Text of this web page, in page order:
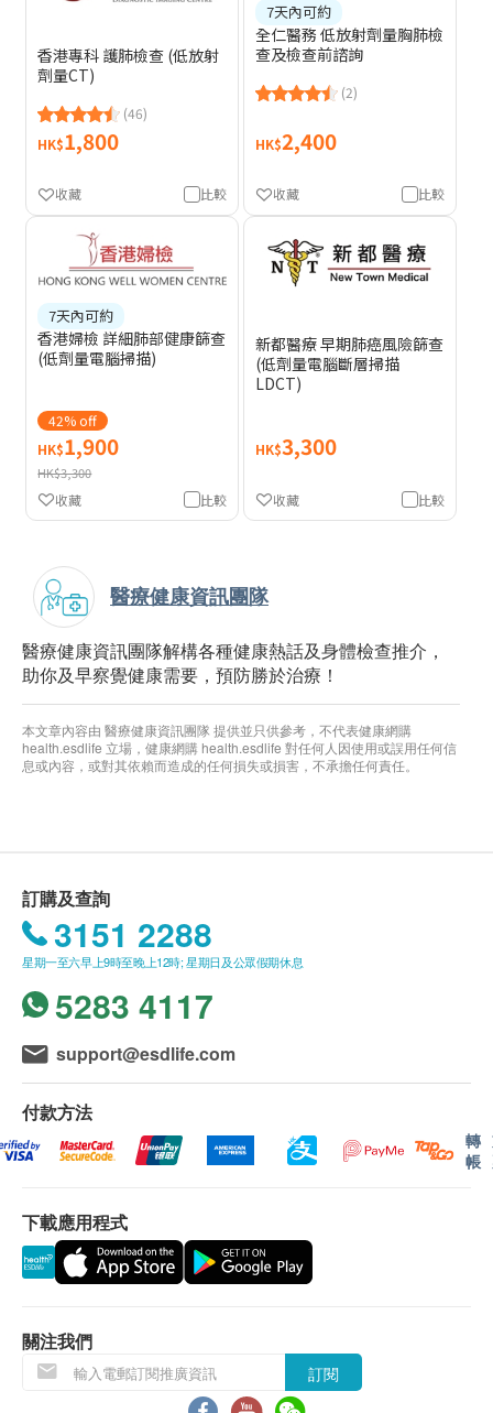
香港專科 護肺檢查 (低放射
劑量CT)
(46)
HK$1,800
比較
收藏
7天內可約
全仁醫務 低放射劑量胸肺檢
查及檢查前諮詢
(2)
HK$2,400
比較
收藏
7天內可約
香港婦檢 詳細肺部健康篩查
(低劑量電腦掃描)
42% off
HK$1,900
HK$3,300
比較
收藏
新都醫療 早期肺癌風險篩查
(低劑量電腦斷層掃描
LDCT)
HK$3,300
比較
收藏
醫療健康資訊團隊
醫療健康資訊團隊解構各種健康熱話及身體檢查推介，
助你及早察覺健康需要，預防勝於治療！
本文章內容由 醫療健康資訊團隊 提供並只供參考，不代表健康網購
health.esdlife 立場，健康網購 health.esdlife 對任何人因使用或誤用任何信
息或內容，或對其依賴而造成的任何損失或損害，不承擔任何責任。
訂購及查詢
3151 2288
星期一至六早上9時至晚上12時; 星期日及公眾假期休息
5283 4117
support@esdlife.com
付款方法
轉
帳
下載應用程式
關注我們
訂閱